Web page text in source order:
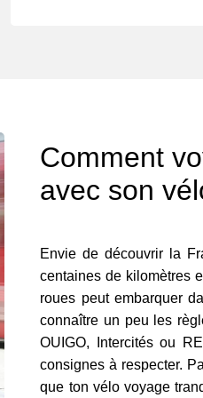
Comment
avec son
Envie de découvrir la
centaines de kilomètres
roues peut embarquer
connaître un peu les
OUIGO, Intercités ou
consignes à respecter.
que ton vélo voyage